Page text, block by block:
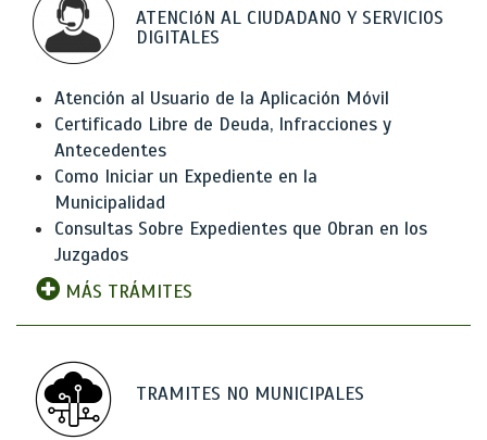
ATENCIóN AL CIUDADANO Y SERVICIOS
DIGITALES
Atención al Usuario de la Aplicación Móvil
Certificado Libre de Deuda, Infracciones y
Antecedentes
Como Iniciar un Expediente en la
Municipalidad
Consultas Sobre Expedientes que Obran en los
Juzgados
MÁS TRÁMITES
TRAMITES NO MUNICIPALES